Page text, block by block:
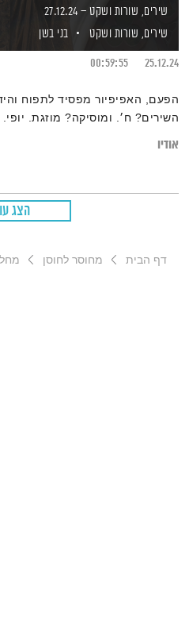
שירים, שורות ושקט – 27.12.24
שירים, שורות ושקט
בני בשן
25.12.24
00:59:55
הפעם, האפיפיור מפסיד לתפוח
השירים? ח׳. ומוסיקה? מוזגת.
אודיו
הצג
דף הבית מחוסר לחוסן